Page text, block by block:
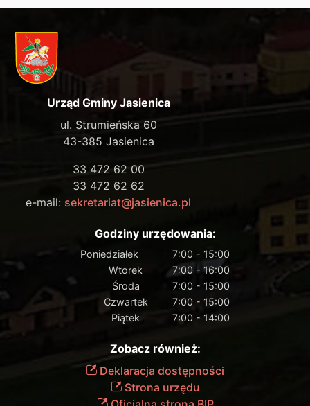
Urząd Gminy Jasienica
ul. Strumieńska 60
43-385 Jasienica
33 472 62 00
33 472 62 62
e-mail: sekretariat@jasienica.pl
Godziny urzędowania:
Poniedziałek
7:00 - 15:00
Wtorek
7:00 - 16:00
Środa
7:00 - 15:00
Czwartek
7:00 - 15:00
Piątek
7:00 - 14:00
Zobacz również:
Deklaracja dostępności
Strona urzędu